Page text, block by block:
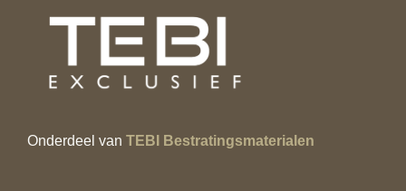
Onderdeel van TEBI Bestratingsmaterialen